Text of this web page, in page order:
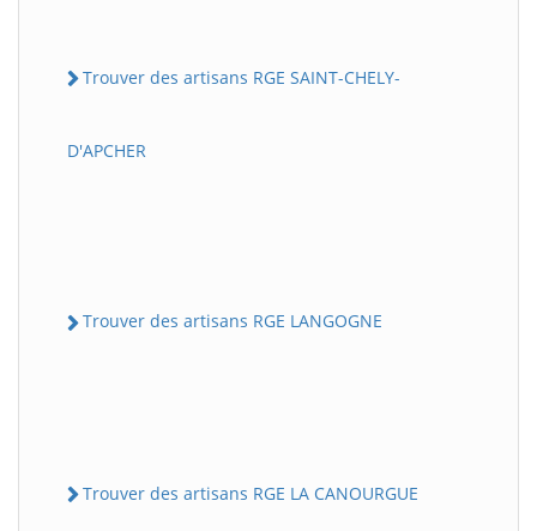
Trouver des artisans RGE SAINT-CHELY-
D'APCHER
Trouver des artisans RGE LANGOGNE
Trouver des artisans RGE LA CANOURGUE